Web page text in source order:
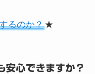
るのか？★
安心できますか？